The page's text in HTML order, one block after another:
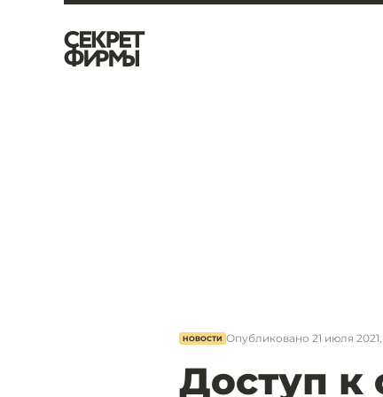
НОВОСТИ Опубликовано 21 июля 2021,
Доступ к